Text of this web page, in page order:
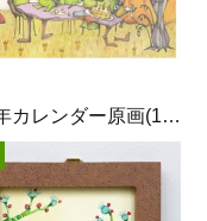
2019年カレンダー原画(10月)